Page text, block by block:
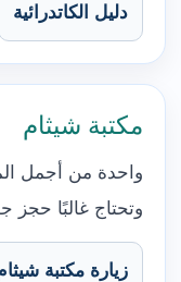
دليل الكاتدرائية
مكتبة شيثام
واحدة من أجمل
وتحتاج غالبًا حجز
زيارة مكتبة